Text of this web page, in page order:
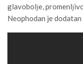
glavobolјe,
Neophodan je